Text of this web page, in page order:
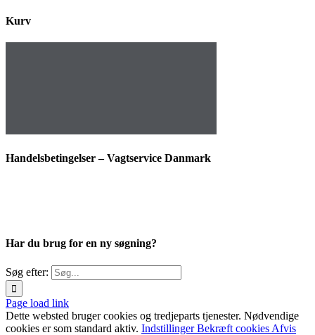
Kurv
Handelsbetingelser – Vagtservice Danmark
Har du brug for en ny søgning?
Søg efter:
Page load link
Dette websted bruger cookies og tredjeparts tjenester. Nødvendige
cookies er som standard aktiv. IndstillingerBekræft cookies Afvis